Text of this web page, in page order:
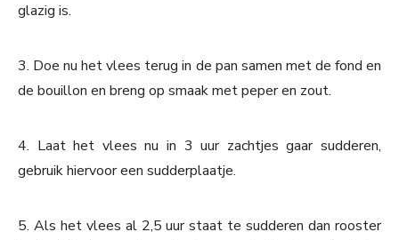
glazig is.
3. Doe nu het vlees terug in de pan samen met de fond en
de bouillon en breng op smaak met peper en zout.
4. Laat het vlees nu in 3 uur zachtjes gaar sudderen,
gebruik hiervoor een sudderplaatje.
5. Als het vlees al 2,5 uur staat te sudderen dan rooster